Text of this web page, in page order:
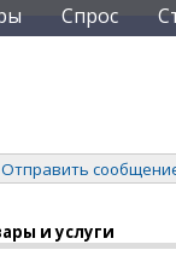
Спрос
Отправить
и услуги